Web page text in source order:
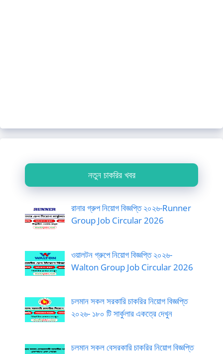
নতুন চাকরির খবর
রানার গ্রুপ নিয়োগ বিজ্ঞপ্তি ২০২৬-Runner
Group Job Circular 2026
ওয়ালটন গ্রুপে নিয়োগ বিজ্ঞপ্তি ২০২৬-
Walton Group Job Circular 2026
চলমান সকল সরকারি চাকরির নিয়োগ বিজ্ঞপ্তি
২০২৬- ১৮০ টি সার্কুলার একত্রে দেখুন
চলমান সকল বেসরকারি চাকরির নিয়োগ বিজ্ঞপ্তি